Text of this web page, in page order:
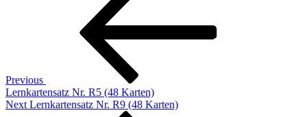
Beitragsnavigation
Previous
Lernkartensatz Nr. R5 (48 Karten)
Next
Next Lernkartensatz Nr. R9 (48 Karten)